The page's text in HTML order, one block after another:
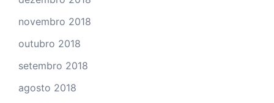
novembro 2018
outubro 2018
setembro 2018
agosto 2018